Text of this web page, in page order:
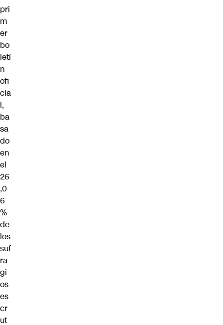
pri
m
er
bo
letí
n
ofi
cia
l,
ba
sa
do
en
el
26
,0
6
%
de
los
suf
ra
gi
os
es
cr
ut